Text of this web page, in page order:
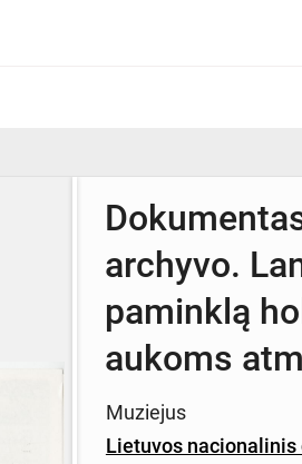
archyvo.
paminklą
aukoms
Muziejus
Lietuvos